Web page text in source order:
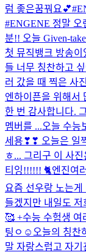
럼 좋은꿈꿔요💕
#ENGENE 정말
분!! 오늘 Given-
첫 뮤직뱅크 방송
들 너무 칭찬하고
러 갔을 때 찍은 사
엔하이픈을 위해서
한 번 감사합니다.
멤버를 ...오늘 수능
세용❣❣ 오늘은 일
ㅎ... 그리구 이 사
티잉!!!!!! 🐈엔진여
요즘 선우랑 노는
들겠지만 내일도
🥰 +수능 수험생 여
팅ㅇ☺️ 오늘의 칭찬
말 자랑스럽고 자